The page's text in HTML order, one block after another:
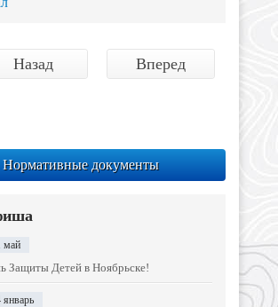
Назад Вперед
Нормативные документы
май
Защиты Детей в Ноябрьске!
январь